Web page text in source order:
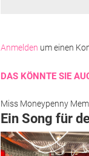
Anmelden um einen
DAS KÖNNTE SIE
Miss Moneypenny
Ein Song für